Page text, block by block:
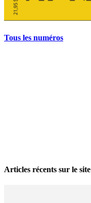
Tous les numéros
Articles récents sur le site